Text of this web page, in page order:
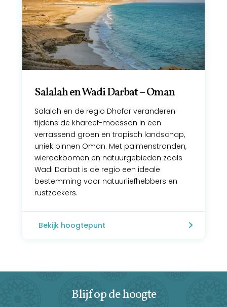
Salalah en Wadi Darbat – Oman
Salalah en de regio Dhofar veranderen
tijdens de khareef-moesson in een
verrassend groen en tropisch landschap,
uniek binnen Oman. Met palmenstranden,
wierookbomen en natuurgebieden zoals
Wadi Darbat is de regio een ideale
bestemming voor natuurliefhebbers en
rustzoekers.
Bekijk hoogtepunt
Blijf op de hoogte